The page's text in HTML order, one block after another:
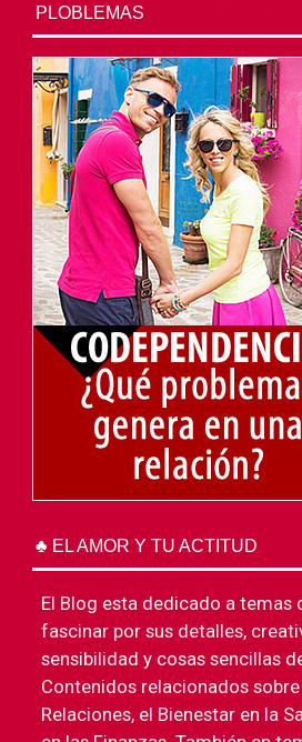
PLOBLEMAS
♣ EL AMOR Y TU ACTITUD
El Blog esta dedicado a temas
fascinar por sus detalles,
sensibilidad y cosas sencillas
Contenidos relacionados
Relaciones, el Bienestar en la